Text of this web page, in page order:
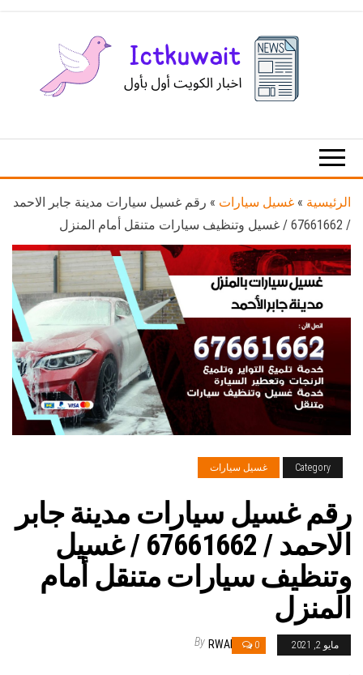
الكويت
الرئيسية » غسيل سيارات » رقم غسيل سيارات مدينة جابر الاحمد
/ 67661662 / غسيل وتنظيف سيارات متنقل أمام المنزل
Category غسيل سيارات
رقم غسيل سيارات مدينة جابر
الاحمد / 67661662 / غسيل
وتنظيف سيارات متنقل أمام
المنزل
مايو 2, 2021 0
By RWAN